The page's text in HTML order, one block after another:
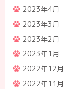
2023年4月
2023年3月
2023年2月
2023年1月
2022年12月
2022年11月